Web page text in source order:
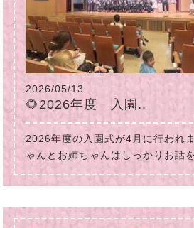
2026/05/13
🌻2026年度 入園..
2026年度の入園式が4月に行われ
ゃんとお姉ちゃんはしっかりお話